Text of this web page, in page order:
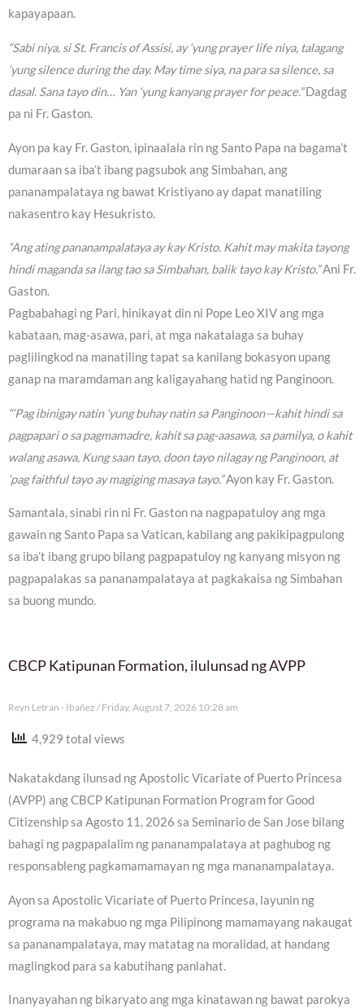
kapayapaan.
“Sabi niya, si St. Francis of Assisi, ay ‘yung prayer life niya, talagang
‘yung silence during the day. May time siya, na para sa silence, sa
dasal. Sana tayo din… Yan ‘yung kanyang prayer for peace.”Dagdag
pa ni Fr. Gaston.
Ayon pa kay Fr. Gaston, ipinaalala rin ng Santo Papa na bagama’t
dumaraan sa iba’t ibang pagsubok ang Simbahan, ang
pananampalataya ng bawat Kristiyano ay dapat manatiling
nakasentro kay Hesukristo.
“Ang ating pananampalataya ay kay Kristo. Kahit may makita tayong
hindi maganda sa ilang tao sa Simbahan, balik tayo kay Kristo.”Ani Fr.
Gaston.
Pagbabahagi ng Pari, hinikayat din ni Pope Leo XIV ang mga
kabataan, mag-asawa, pari, at mga nakatalaga sa buhay
paglilingkod na manatiling tapat sa kanilang bokasyon upang
ganap na maramdaman ang kaligayahang hatid ng Panginoon.
“‘Pag ibinigay natin ‘yung buhay natin sa Panginoon—kahit hindi sa
pagpapari o sa pagmamadre, kahit sa pag-aasawa, sa pamilya, o kahit
walang asawa, Kung saan tayo, doon tayo nilagay ng Panginoon, at
‘pag faithful tayo ay magiging masaya tayo.”Ayon kay Fr. Gaston.
Samantala, sinabi rin ni Fr. Gaston na nagpapatuloy ang mga
gawain ng Santo Papa sa Vatican, kabilang ang pakikipagpulong
sa iba’t ibang grupo bilang pagpapatuloy ng kanyang misyon ng
pagpapalakas sa pananampalataya at pagkakaisa ng Simbahan
sa buong mundo.
CBCP Katipunan Formation, ilulunsad ng AVPP
Reyn Letran - Ibañez Friday, August 7, 2026 10:28 am
4,929 total views
Nakatakdang ilunsad ng Apostolic Vicariate of Puerto Princesa
(AVPP) ang CBCP Katipunan Formation Program for Good
Citizenship sa Agosto 11, 2026 sa Seminario de San Jose bilang
bahagi ng pagpapalalim ng pananampalataya at paghubog ng
responsableng pagkamamamayan ng mga mananampalataya.
Ayon sa Apostolic Vicariate of Puerto Princesa, layunin ng
programa na makabuo ng mga Pilipinong mamamayang nakaugat
sa pananampalataya, may matatag na moralidad, at handang
maglingkod para sa kabutihang panlahat.
Inanyayahan ng bikaryato ang mga kinatawan ng bawat parokya